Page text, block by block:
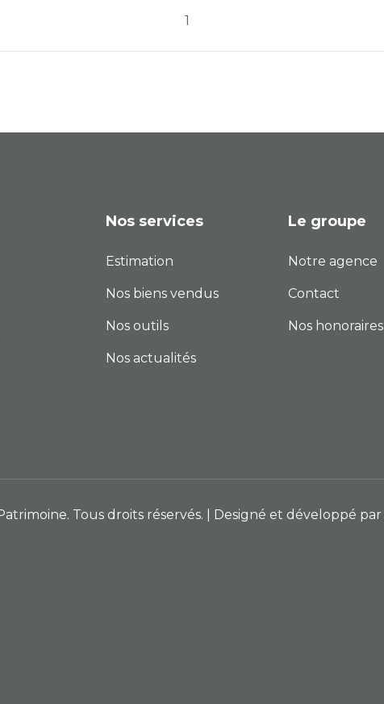
1
Nos services
Estimation
Nos biens vendus
Nos outils
Nos actualités
Le groupe
Notre agence
Contact
Nos honoraires
Tous droits réservés. | Designé et développé par